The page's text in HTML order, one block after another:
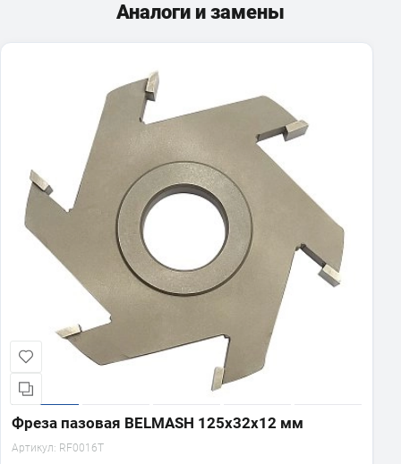
Аналоги и замены
Фреза пазовая BELMASH 125х32х12 мм
Артикул: RF0016T